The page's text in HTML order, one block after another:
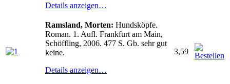
Details anzeigen…
Ramsland, Morten: Hundsköpfe.
Roman. 1. Aufl. Frankfurt am Main,
Schöffling, 2006. 477 S. Gb. sehr gut
keine.
Details anzeigen…
3,59